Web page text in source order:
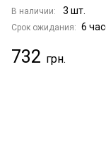
В наличии: 3 шт.
Срок ожидания: 6
732